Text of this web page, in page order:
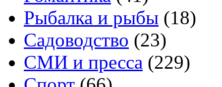
Рыбалка и рыбы (18)
Садоводство (23)
СМИ и пресса (229)